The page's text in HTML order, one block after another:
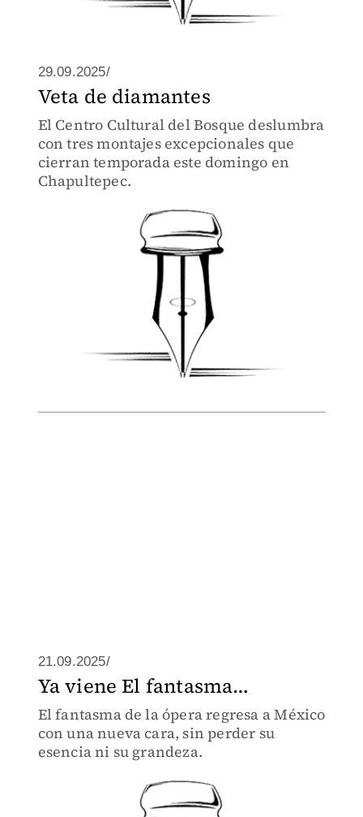
29.09.2025/
Veta de diamantes
El Centro Cultural del Bosque deslumbra
con tres montajes excepcionales que
cierran temporada este domingo en
Chapultepec.
21.09.2025/
Ya viene El fantasma…
El fantasma de la ópera regresa a México
con una nueva cara, sin perder su
esencia ni su grandeza.